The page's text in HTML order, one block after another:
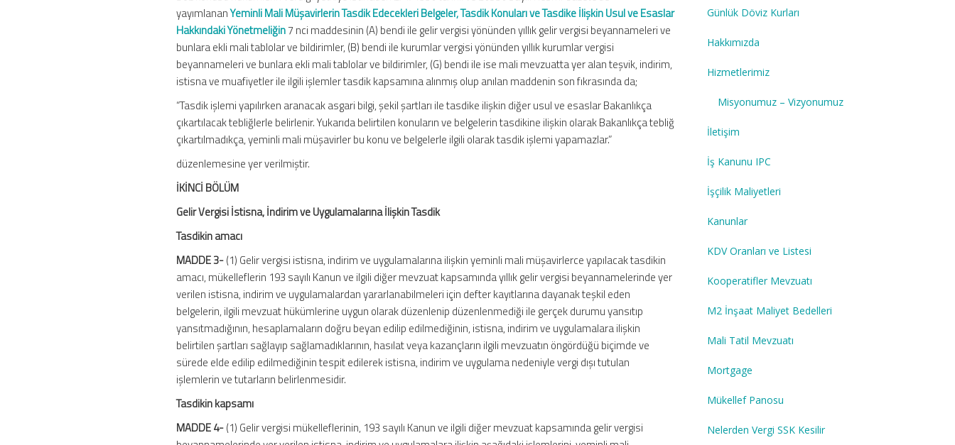
yayımlananYeminli Mali Müşavirlerin Tasdik Edecekleri Belgeler, Tasdik Konuları ve Tasdike İlişkin Usul ve Esaslar
Hakkındaki Yönetmeliğin7 nci maddesinin (A) bendi ile gelir vergisi yönünden yıllık gelir vergisi beyannameleri ve
bunlara ekli mali tablolar ve bildirimler, (B) bendi ile kurumlar vergisi yönünden yıllık kurumlar vergisi
beyannameleri ve bunlara ekli mali tablolar ve bildirimler, (G) bendi ile ise mali mevzuatta yer alan teşvik, indirim,
istisna ve muafiyetler ile ilgili işlemler tasdik kapsamına alınmış olup anılan maddenin son fıkrasında da;
“Tasdik işlemi yapılırken aranacak asgari bilgi, şekil şartları ile tasdike ilişkin diğer usul ve esaslar Bakanlıkça
çıkartılacak tebliğlerle belirlenir. Yukarıda belirtilen konuların ve belgelerin tasdikine ilişkin olarak Bakanlıkça tebliğ
çıkartılmadıkça, yeminli mali müşavirler bu konu ve belgelerle ilgili olarak tasdik işlemi yapamazlar.”
düzenlemesine yer verilmiştir.
İKİNCİ BÖLÜM
Gelir Vergisi İstisna, İndirim ve Uygulamalarına İlişkin Tasdik
Tasdikin amacı
MADDE 3-(1) Gelir vergisi istisna, indirim ve uygulamalarına ilişkin yeminli mali müşavirlerce yapılacak tasdikin
amacı, mükelleflerin 193 sayılı Kanun ve ilgili diğer mevzuat kapsamında yıllık gelir vergisi beyannamelerinde yer
verilen istisna, indirim ve uygulamalardan yararlanabilmeleri için defter kayıtlarına dayanak teşkil eden
belgelerin, ilgili mevzuat hükümlerine uygun olarak düzenlenip düzenlenmediği ile gerçek durumu yansıtıp
yansıtmadığının, hesaplamaların doğru beyan edilip edilmediğinin, istisna, indirim ve uygulamalara ilişkin
belirtilen şartları sağlayıp sağlamadıklarının, hasılat veya kazançların ilgili mevzuatın öngördüğü biçimde ve
sürede elde edilip edilmediğinin tespit edilerek istisna, indirim ve uygulama nedeniyle vergi dışı tutulan
işlemlerin ve tutarların belirlenmesidir.
Tasdikin kapsamı
MADDE 4-(1) Gelir vergisi mükelleflerinin, 193 sayılı Kanun ve ilgili diğer mevzuat kapsamında gelir vergisi
Günlük Döviz Kurları
Hakkımızda
Hizmetlerimiz
Misyonumuz – Vizyonumuz
İletişim
İş Kanunu IPC
İşçilik Maliyetleri
Kanunlar
KDV Oranları ve Listesi
Kooperatifler Mevzuatı
M2 İnşaat Maliyet Bedelleri
Mali Tatil Mevzuatı
Mortgage
Mükellef Panosu
Nelerden Vergi SSK Kesilir